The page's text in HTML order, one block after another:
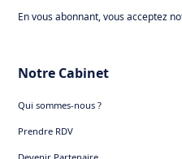
En vous abonnant, vous acceptez
Notre Cabinet
Qui sommes-nous ?
Prendre RDV